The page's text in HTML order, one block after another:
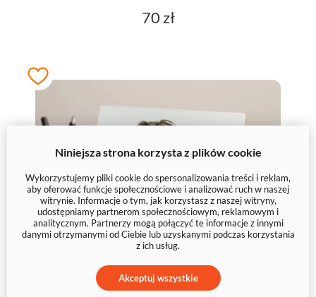
70 zł
Niniejsza strona korzysta z plików cookie
Wykorzystujemy pliki cookie do spersonalizowania treści i reklam,
aby oferować funkcje społecznościowe i analizować ruch w naszej
witrynie. Informacje o tym, jak korzystasz z naszej witryny,
udostępniamy partnerom społecznościowym, reklamowym i
analitycznym. Partnerzy mogą połączyć te informacje z innymi
danymi otrzymanymi od Ciebie lub uzyskanymi podczas korzystania
z ich usług.
Akceptuj wszystkie